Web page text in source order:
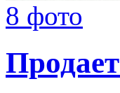
8 фото